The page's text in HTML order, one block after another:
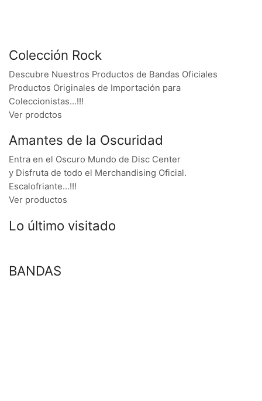
Colección Rock
Descubre Nuestros Productos de Bandas Oficiales
Productos Originales de Importación para
Coleccionistas…!!!
Ver prodctos
Amantes de la Oscuridad
Entra en el Oscuro Mundo de Disc Center
y Disfruta de todo el Merchandising Oficial.
Escalofriante…!!!
Ver productos
Lo último visitado
BANDAS